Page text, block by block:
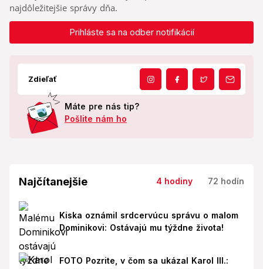
najdôležitejšie správy dňa.
Prihláste sa na odber notifikácií
Zdieľať
Máte pre nás tip?
Pošlite nám ho
Najčítanejšie 4 hodiny 72 hodín
Kiska oznámil srdcervúcu správu o malom
Dominikovi: Ostávajú mu týždne života!
FOTO Pozrite, v čom sa ukázal Karol III.: